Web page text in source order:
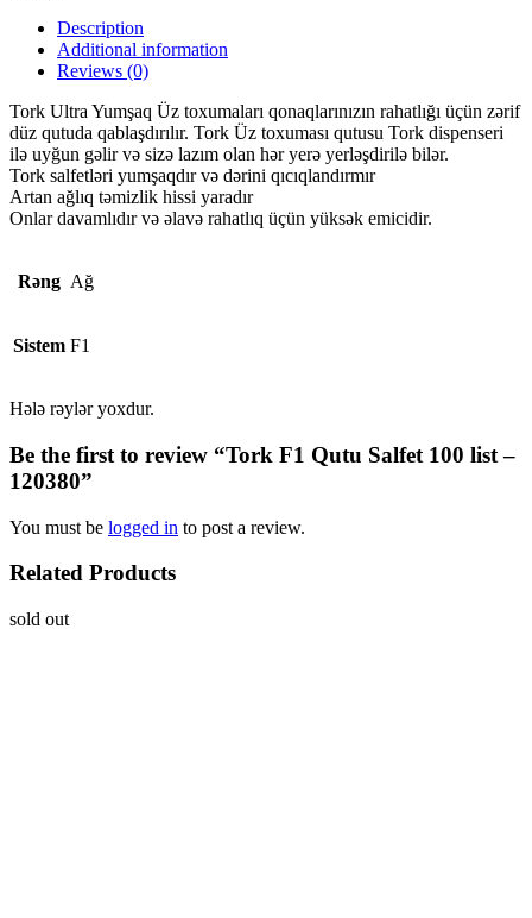
Description
Additional information
Reviews (0)
Tork Ultra Yumşaq Üz toxumaları qonaqlarınızın rahatlığı üçün zərif
düz qutuda qablaşdırılır. Tork Üz toxuması qutusu Tork dispenseri
ilə uyğun gəlir və sizə lazım olan hər yerə yerləşdirilə bilər.
Tork salfetləri yumşaqdır və dərini qıcıqlandırmır
Artan ağlıq təmizlik hissi yaradır
Onlar davamlıdır və əlavə rahatlıq üçün yüksək emicidir.
Rəng Ağ
Sistem F1
Hələ rəylər yoxdur.
Be the first to review “Tork F1 Qutu Salfet 100 list –
120380”
You must be logged in to post a review.
Related Products
sold out